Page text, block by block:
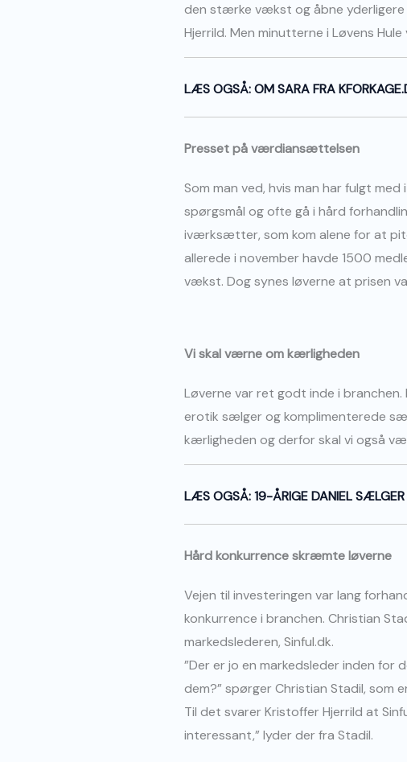
den stærke vækst og åbne yderligere
Hjerrild. Men minutterne i Løvens
LÆS OGSÅ: OM SARA FRA
Presset på værdiansættelsen
Som man ved, hvis man har fulgt
spørgsmål og ofte gå i hård
iværksætter, som kom alene for at
allerede i november havde 1500
vækst. Dog synes løverne at prisen
Vi skal værne om kærligheden
Løverne var ret godt inde i branchen.
erotik sælger og komplimenterede
kærligheden og derfor skal vi også
LÆS OGSÅ: 19-ÅRIGE DANIEL
Hård konkurrence skræmte løverne
Vejen til investeringen var lang
konkurrence i branchen. Christian
markedslederen, Sinful.dk.
”Der er jo en markedsleder inden for
dem?” spørger Christian Stadil, som
Til det svarer Kristoffer Hjerrild at
interessant,” lyder der fra Stadil.